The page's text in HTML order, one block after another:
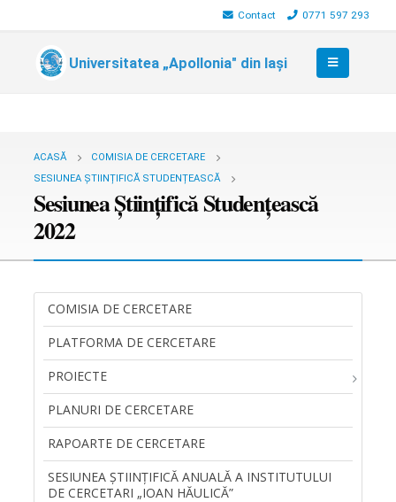
Contact 0771 597 293
Universitatea „Apollonia" din Iași
ACASĂ
COMISIA DE CERCETARE
SESIUNEA ȘTIINȚIFICĂ STUDENȚEASCĂ
Sesiunea Științifică Studențească
2022
COMISIA DE CERCETARE
PLATFORMA DE CERCETARE
PROIECTE
PLANURI DE CERCETARE
RAPOARTE DE CERCETARE
SESIUNEA ŞTIINŢIFICĂ ANUALĂ A INSTITUTULUI
DE CERCETARI „IOAN HĂULICĂ”